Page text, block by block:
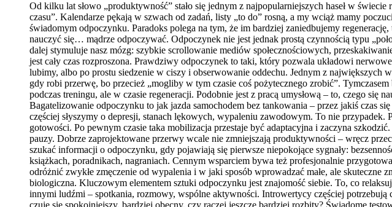
Od kilku lat słowo „produktywność” stało się jednym z najpopularniejszych haseł w
czasu”. Kalendarze pękają w szwach od zadań, listy „to do” rosną, a my wciąż mamy
świadomym odpoczynku. Paradoks polega na tym, że im bardziej zaniedbujemy
nauczyć się… mądrze odpoczywać. Odpoczynek nie jest jednak prostą czynnością typu
dalej stymuluje nasz mózg: szybkie scrollowanie mediów społecznościowych,
jest cały czas rozproszona. Prawdziwy odpoczynek to taki, który pozwala układowi
lubimy, albo po prostu siedzenie w ciszy i obserwowanie oddechu. Jednym z największych
gdy robi przerwę, bo przecież „mogliby w tym czasie coś pożytecznego zrobić”.
podczas treningu, ale w czasie regeneracji. Podobnie jest z pracą umysłową – to, czego
Bagatelizowanie odpoczynku to jak jazda samochodem bez tankowania – przez jakiś czas
częściej słyszymy o depresji, stanach lękowych, wypaleniu zawodowym. To nie
gotowości. Po pewnym czasie taka mobilizacja przestaje być adaptacyjna i zaczyna
pauzy. Dobrze zaprojektowane przerwy wcale nie zmniejszają produktywności – wręcz
szukać informacji o odpoczynku, gdy pojawiają się pierwsze niepokojące sygnały:
książkach, poradnikach, nagraniach. Cennym wsparciem bywa też profesjonalnie
odróżnić zwykłe zmęczenie od wypalenia i w jaki sposób wprowadzać małe, ale
biologiczna. Kluczowym elementem sztuki odpoczynku jest znajomość siebie. To, co
innymi ludźmi – spotkania, rozmowy, wspólne aktywności. Introwertycy częściej
czuję się spokojniejszy, bardziej obecny, czy raczej jeszcze bardziej rozbity? Świadome